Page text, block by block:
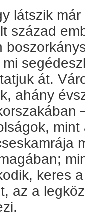
látszik
század
át.
ahány
keres
az a